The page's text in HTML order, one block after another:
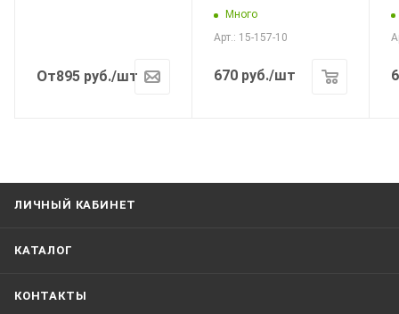
От895 руб./шт
Много
Арт.: 15-157-10
670 руб./шт
ЛИЧНЫЙ КАБИНЕТ
КАТАЛОГ
КОНТАКТЫ